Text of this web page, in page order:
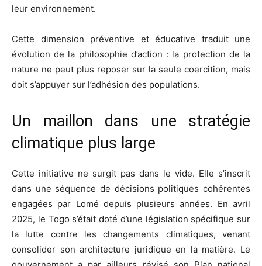
leur environnement.
Cette dimension préventive et éducative traduit une
évolution de la philosophie d’action : la protection de la
nature ne peut plus reposer sur la seule coercition, mais
doit s’appuyer sur l’adhésion des populations.
Un maillon dans une stratégie
climatique plus large
Cette initiative ne surgit pas dans le vide. Elle s’inscrit
dans une séquence de décisions politiques cohérentes
engagées par Lomé depuis plusieurs années. En avril
2025, le Togo s’était doté d’une législation spécifique sur
la lutte contre les changements climatiques, venant
consolider son architecture juridique en la matière. Le